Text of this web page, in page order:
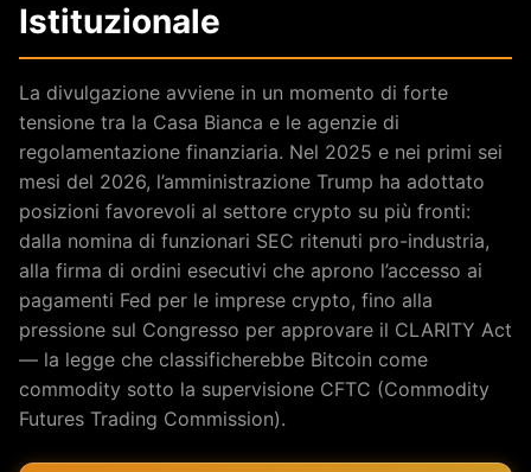
Istituzionale
La divulgazione avviene in un momento di forte
tensione tra la Casa Bianca e le agenzie di
regolamentazione finanziaria. Nel 2025 e nei primi sei
mesi del 2026, l’amministrazione Trump ha adottato
posizioni favorevoli al settore crypto su più fronti:
dalla nomina di funzionari SEC ritenuti pro-industria,
alla firma di ordini esecutivi che aprono l’accesso ai
pagamenti Fed per le imprese crypto, fino alla
pressione sul Congresso per approvare il CLARITY Act
— la legge che classificherebbe Bitcoin come
commodity sotto la supervisione CFTC (Commodity
Futures Trading Commission).